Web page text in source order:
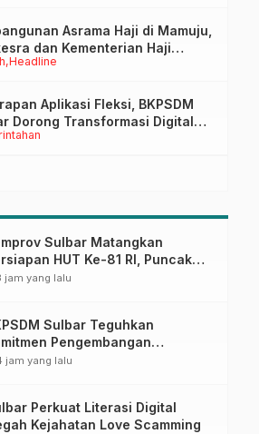
Headline
Asrama Haji di Mamuju,
dan Kementerian Haji
Tinjau Lokasi
Aplikasi Fleksi, BKPSDM
Dorong Transformasi Digital
Kehadiran ASN
Sulbar Matangkan
HUT Ke-81 RI, Puncak
di Lapangan Ahmad
jam yang lalu
Sulbar Teguhkan
Pengembangan
ASN melalui
jam yang lalu
Perkuat Literasi Digital
Kejahatan Love Scamming